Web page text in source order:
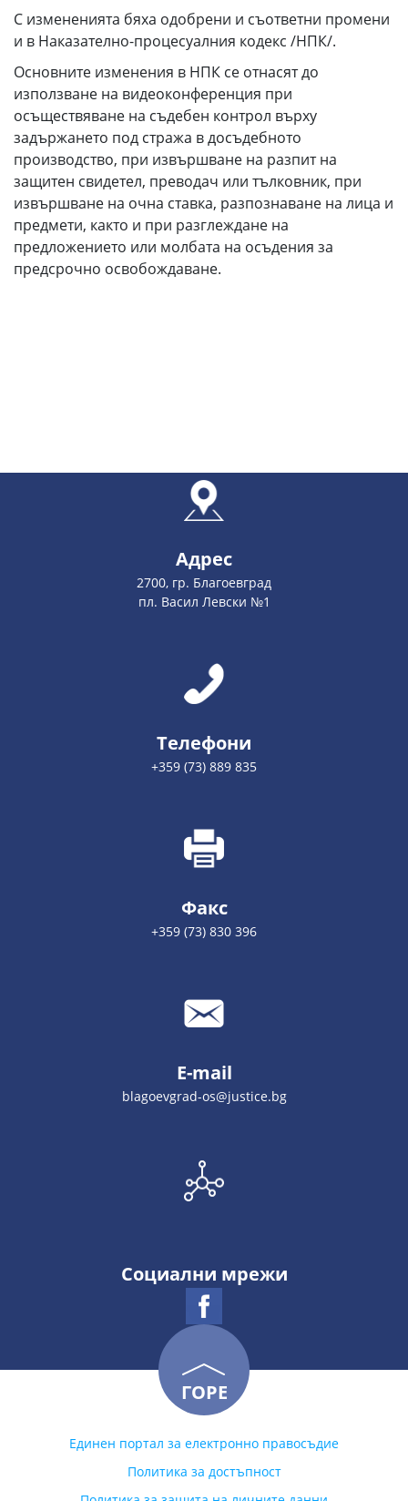
С измененията бяха одобрени и съответни промени
и в Наказателно-процесуалния кодекс /НПК/.
Основните изменения в НПК се отнасят до
използване на видеоконференция при
осъществяване на съдебен контрол върху
задържането под стража в досъдебното
производство, при извършване на разпит на
защитен свидетел, преводач или тълковник, при
извършване на очна ставка, разпознаване на лица и
предмети, както и при разглеждане на
предложението или молбата на осъдения за
предсрочно освобождаване.
Адрес
2700, гр. Благоевград
пл. Васил Левски №1
Телефони
+359 (73) 889 835
Факс
+359 (73) 830 396
E-mail
blagoevgrad-os@justice.bg
Социални мрежи
ГОРЕ
Единен портал за електронно правосъдие
Политика за достъпност